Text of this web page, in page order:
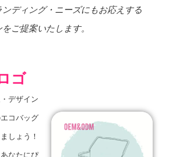
ディング・ニーズにもお応えする
ご提案いたします。
ゴ
デザイン
コバッグ
しょう！
なたにぴ